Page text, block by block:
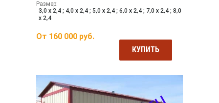
Размер:
3,0 х 2,4 ; 4,0 х 2,4 ; 5,0 х 2,4 ; 6,0 х 2,4 ; 7,0 х 2,4 ; 8,0
х 2,4
От 160 000 руб.
КУПИТЬ